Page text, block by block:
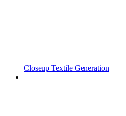
Closeup Textile Generation